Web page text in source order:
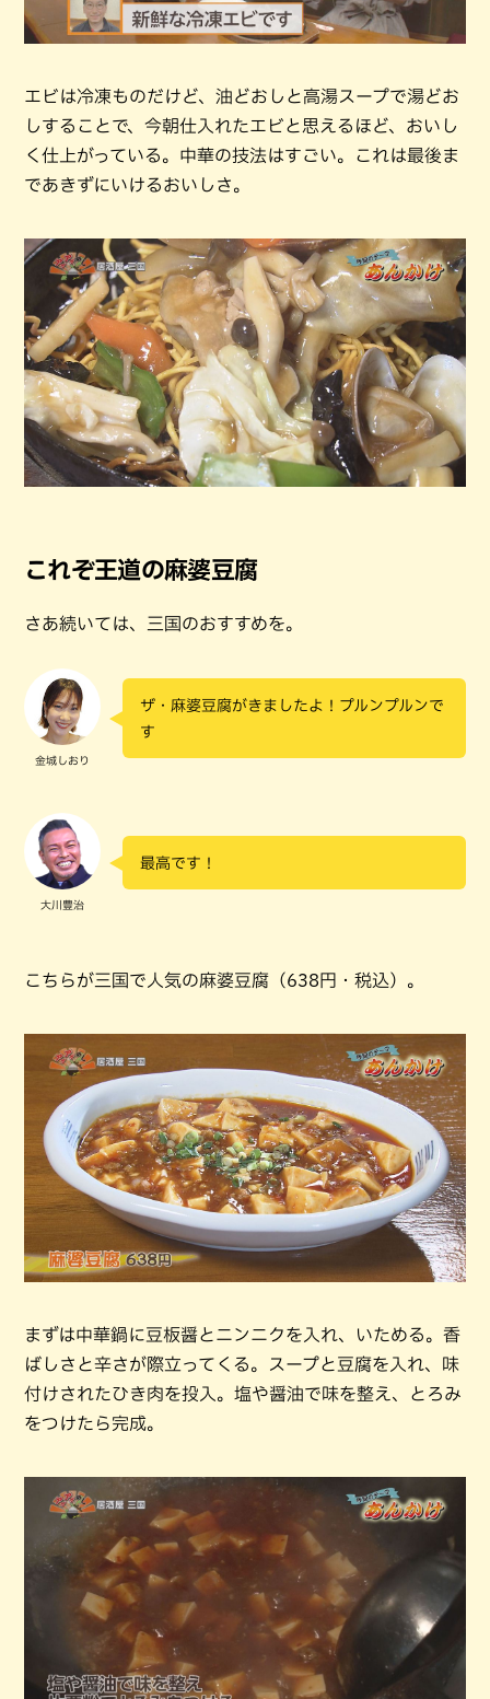
エビは冷凍ものだけど、油どおしと高湯スープで湯どお
しすることで、今朝仕入れたエビと思えるほど、おいし
く仕上がっている。中華の技法はすごい。これは最後ま
であきずにいけるおいしさ。
これぞ王道の麻婆豆腐
さあ続いては、三国のおすすめを。
金城しおり
ザ・麻婆豆腐がきましたよ！プルンプルンで
す
大川豊治
最高です！
こちらが三国で人気の麻婆豆腐（638円・税込）。
まずは中華鍋に豆板醤とニンニクを入れ、いためる。香
ばしさと辛さが際立ってくる。スープと豆腐を入れ、味
付けされたひき肉を投入。塩や醤油で味を整え、とろみ
をつけたら完成。